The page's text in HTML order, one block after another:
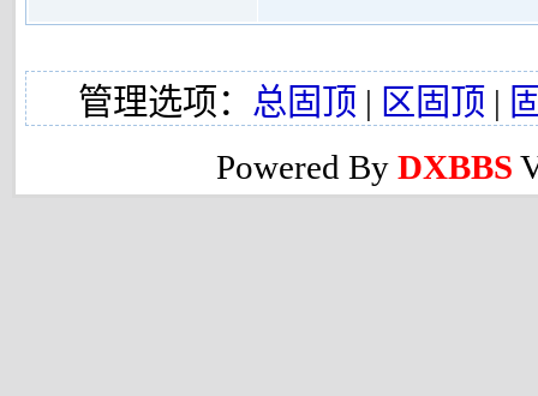
管理选项： 总固顶 | 区固顶 |
Powered By DXBBS